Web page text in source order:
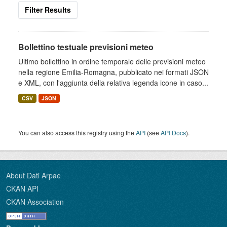
Filter Results
Bollettino testuale previsioni meteo
Ultimo bollettino in ordine temporale delle previsioni meteo
nella regione Emilia-Romagna, pubblicato nei formati JSON
e XML, con l'aggiunta della relativa legenda icone in caso...
CSV JSON
You can also access this registry using theAPI (seeAPI Docs).
About Dati Arpae
CKAN API
CKAN Association